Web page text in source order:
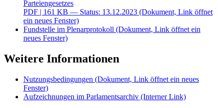
Parteiengesetzes
PDF | 161 KB — Status: 13.12.2023 (Dokument, Link öffnet
ein neues Fenster)
Fundstelle im Plenarprotokoll (Dokument, Link öffnet ein
neues Fenster)
Weitere Informationen
Nutzungsbedingungen (Dokument, Link öffnet ein neues
Fenster)
Aufzeichnungen im Parlamentsarchiv (Interner Link)